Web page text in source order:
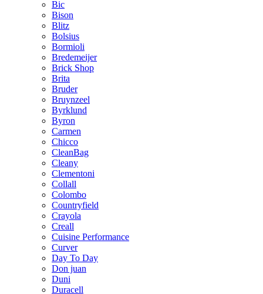
Bic
Bison
Blitz
Bolsius
Bormioli
Bredemeijer
Brick Shop
Brita
Bruder
Bruynzeel
Byrklund
Byron
Carmen
Chicco
CleanBag
Cleany
Clementoni
Collall
Colombo
Countryfield
Crayola
Creall
Cuisine Performance
Curver
Day To Day
Don juan
Duni
Duracell